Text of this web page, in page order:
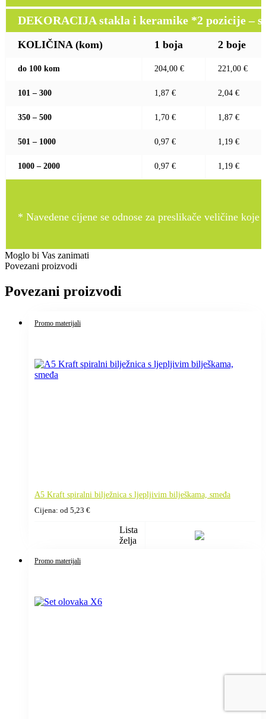
DEKORACIJA stakla i keramike *2 pozicije –
KOLIČINA (kom) 1 boja 2 boje
do 100 kom 204,00 € 221,00 €
101 – 300 1,87 € 2,04 €
350 – 500 1,70 € 1,87 €
501 – 1000 0,97 € 1,19 €
1000 – 2000 0,97 € 1,19 €
* Navedene cijene se odnose za preslikače veličine
Moglo bi Vas zanimati
Povezani proizvodi
Povezani proizvodi
Promo materijali
A5 Kraft spiralni bilježnica s ljepljivim bilješkama, smeđa
Cijena: od 5,23 €
Lista
želja
Promo materijali